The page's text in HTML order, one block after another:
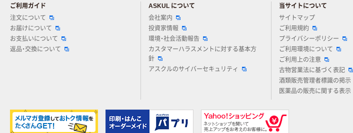
ご利用ガイド
注文について
お届けについて
お支払いについて
返品・交換について
ASKUL について
会社案内
投資家情報
環境・社会活動報告
カスタマーハラスメントに対する基本方
針
アスクルのサイバーセキュリティ
当サイトについて
サイトマップ
ご利用規約
プライバシーポリシー
ご利用環境について
ご利用上の注意
古物営業法に基づく表記
酒類販売管理者標識の掲示
医薬品の販売に関する表示